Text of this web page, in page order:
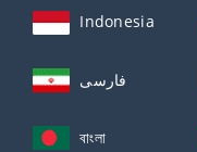
Indonesia
فارسی
বাংলা